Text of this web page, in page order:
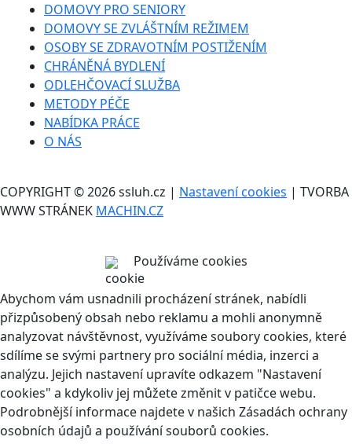
DOMOVY PRO SENIORY
DOMOVY SE ZVLÁŠTNÍM REŽIMEM
OSOBY SE ZDRAVOTNÍM POSTIŽENÍM
CHRÁNĚNÁ BYDLENÍ
ODLEHČOVACÍ SLUŽBA
METODY PÉČE
NABÍDKA PRÁCE
O NÁS
COPYRIGHT © 2026 ssluh.cz | Nastavení cookies | TVORBA
WWW STRÁNEK MACHIN.CZ
Používáme cookies
Abychom vám usnadnili procházení stránek, nabídli
přizpůsobený obsah nebo reklamu a mohli anonymně
analyzovat návštěvnost, využíváme soubory cookies, které
sdílíme se svými partnery pro sociální média, inzerci a
analýzu. Jejich nastavení upravíte odkazem "Nastavení
cookies" a kdykoliv jej můžete změnit v patičce webu.
Podrobnější informace najdete v našich Zásadách ochrany
osobních údajů a používání souborů cookies.